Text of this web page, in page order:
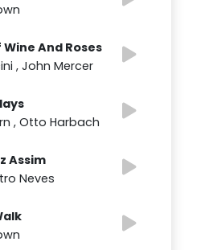
Wine And Roses
, John Mercer
, Otto Harbach
Assim
Neves